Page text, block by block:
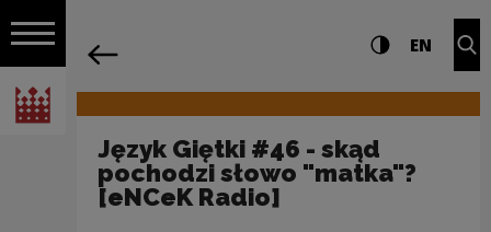
Włącz nawigację
Narodowe Centrum Kultury
Nawigacja Ustawienia i Wysoki
EN
Język Giętki #46 - skąd
pochodzi słowo "matka"?
[eNCeK Radio]